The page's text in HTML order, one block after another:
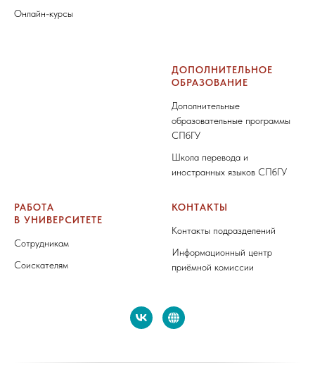
Онлайн-курсы
ДОПОЛНИТЕЛЬНОЕ
ОБРАЗОВАНИЕ
Дополнительные
образовательные программы
СПбГУ
Школа перевода и
иностранных языков СПбГУ
РАБОТА
В УНИВЕРСИТЕТЕ
Сотрудникам
Соискателям
КОНТАКТЫ
Контакты подразделений
Информационный центр
приёмной комиссии